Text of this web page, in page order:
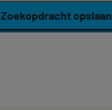
Zoekopdracht opslaan